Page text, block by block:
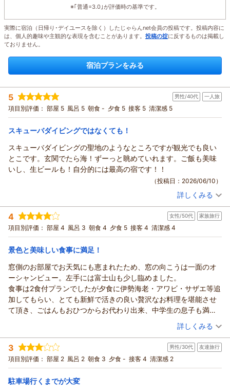
※｢普通=3.0｣が評価時の基準です。
実際に宿泊（日帰り･デイユースを除く）したじゃらんnet会員の投稿です。投稿内容に
は、個人的趣味や主観的な表現を含むことがあります。 投稿の掟に反するものは掲載し
ておりません。
宿泊プランをみる
5 男性/40代 一人旅
項目別評価： 部屋 5 風呂 5 朝食 - 夕食 5 接客 5 清潔感 5
スキューバダイビングではなくても！
スキューバダイビングの聖地のようなところですが観光でも良い
とこです。玄関でたら海！ずーっと眺めていれます。ご飯も美味
いし、生ビールも！自分的には最高の宿です！！
（投稿日：2026/06/10）
投稿者： なおきさん(男性/40代)
宿泊プラン： ＠朝の～んびりしたい方は、、１泊夕食付プラン＠
和室
夕のみ
宿泊価格帯： 7,001～8,000円(大人一人あたり/税込)
詳しくみる
4 女性/50代 家族旅行
項目別評価： 部屋 4 風呂 3 朝食 4 夕食 5 接客 4 清潔感 4
景色と美味しい食事に満足！
窓側のお部屋でお天気にも恵まれたため、窓の向こうは一面のオ
ーシャンビュー。左手には富士山も少し臨めました。
食事は2食付プランでしたが夕食に伊勢海老・アワビ・サザエ等追
加してもらい、とても新鮮で活きの良い贅沢なお料理を堪能させ
て頂き、ごはんもおひつからお代わり出来、中学生の息子も満腹
翌朝は宿の近くのパワースポット散歩も楽しく散策できて良かっ
たです。
事前の、お料理相談など、メールでとても親切に対応して頂きあ
りがたかったです！
た。あと宿の駐車場は分かりづらいので要注意です。
（投稿日：2026/05/15）
宿泊時期： 2026年05月宿泊 (家族旅行)
投稿者： ゆーたままさん
宿泊プラン： ○● ゆったりまったりと満喫 ●○春旅行＆GWにも＊家族旅
行応援♪朝夕の２食付プラン
和室 朝・夕
宿泊価格帯： 10,001～11,000円(大人一人あたり/税込)
詳しくみる
3 男性/30代 友達旅行
項目別評価： 部屋 2 風呂 2 朝食 3 夕食 - 接客 4 清潔感 2
駐車場行くまでが大変